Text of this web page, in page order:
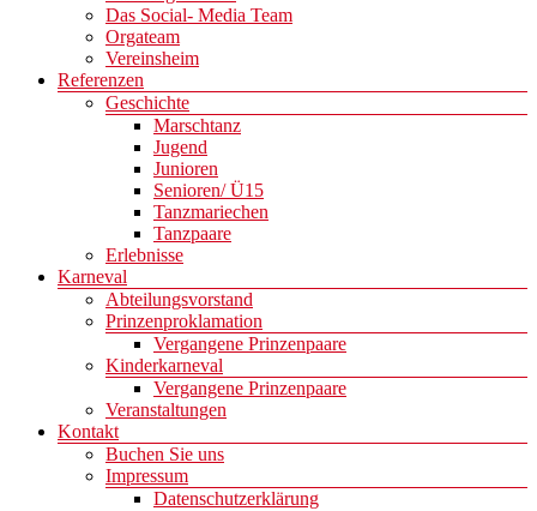
Das Social- Media Team
Orgateam
Vereinsheim
Referenzen
Geschichte
Marschtanz
Jugend
Junioren
Senioren/ Ü15
Tanzmariechen
Tanzpaare
Erlebnisse
Karneval
Abteilungsvorstand
Prinzenproklamation
Vergangene Prinzenpaare
Kinderkarneval
Vergangene Prinzenpaare
Veranstaltungen
Kontakt
Buchen Sie uns
Impressum
Datenschutzerklärung